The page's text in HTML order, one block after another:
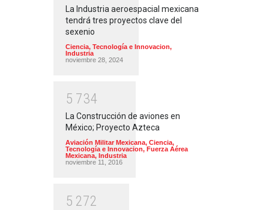
La Industria aeroespacial mexicana
tendrá tres proyectos clave del
sexenio
Ciencia, Tecnología e Innovacion,
Industria
noviembre 28, 2024
5 734
La Construcción de aviones en
México; Proyecto Azteca
Aviación Militar Mexicana, Ciencia,
Tecnología e Innovacion, Fuerza Aérea
Mexicana, Industria
noviembre 11, 2016
5 272